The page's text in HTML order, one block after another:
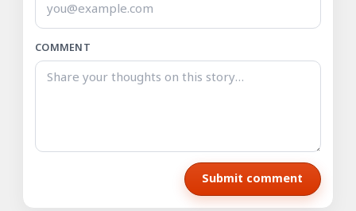
COMMENT
Submit comment